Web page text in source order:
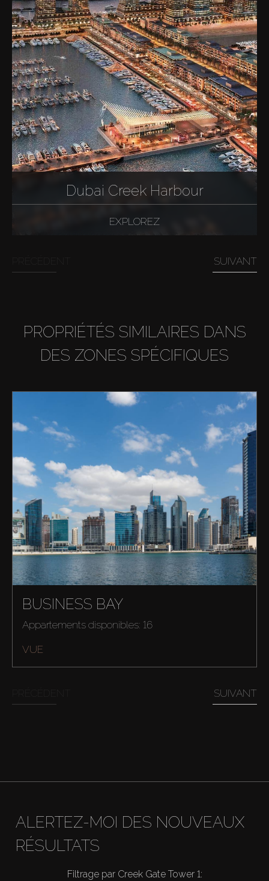
Louer
Dubai Creek Harbour
EXPLOREZ
SUIVANT
PROPRIÉTÉS SIMILAIRES DANS
DES ZONES SPÉCIFIQUES
BUSINESS BAY
Appartements disponibles: 16
VUE
SUIVANT
ALERTEZ-MOI DES NOUVEAUX
RÉSULTATS
Filtrage par Creek Gate Tower 1: